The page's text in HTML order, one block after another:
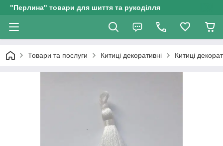
"Перлина" товари для шиття та рукоділля
Товари та послуги Китиці декоративні Китиці